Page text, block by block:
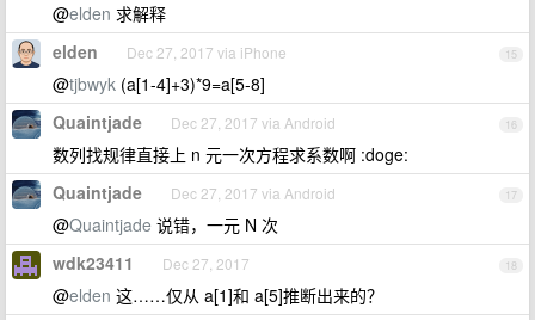
@elden 求解释
15
elden Dec 27, 2017 via iPhone
@tjbwyk (a[1-4]+3)*9=a[5-8]
16
Quaintjade Dec 27, 2017 via Android
数列找规律直接上 n 元一次方程求系数啊 :doge:
17
Quaintjade Dec 27, 2017 via Android
@Quaintjade 说错，一元 N 次
18
wdk23411 Dec 27, 2017
@elden 这……仅从 a[1]和 a[5]推断出来的？